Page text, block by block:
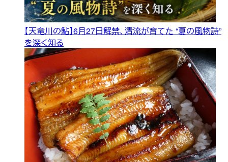
【天竜川の鮎】6月27日解禁、清流が育てた “夏の風物詩”
を深く知る